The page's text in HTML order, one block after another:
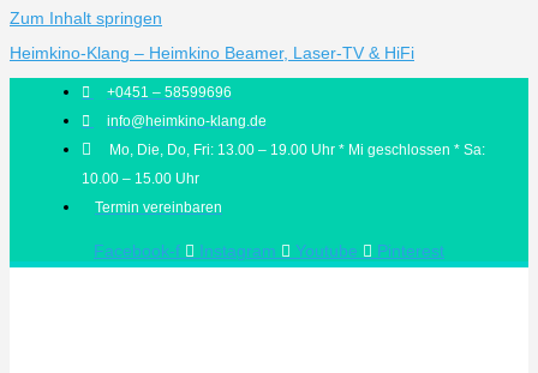
Zum Inhalt springen
Heimkino-Klang – Heimkino Beamer, Laser-TV & HiFi
+0451 – 58599696
info@heimkino-klang.de
Mo, Die, Do, Fri: 13.00 – 19.00 Uhr * Mi geschlossen * Sa:
10.00 – 15.00 Uhr
Termin vereinbaren
Facebook-f Instagram Youtube Pinterest